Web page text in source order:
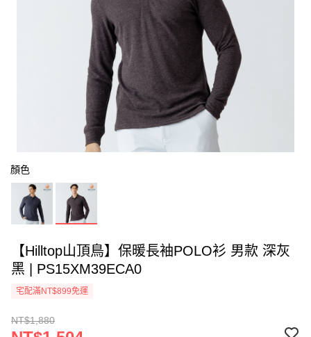
顏色
【Hilltop山頂鳥】保暖長袖POLO衫 男款 深灰
黑 | PS15XM39ECA0
宅配滿NT$899免運
NT$1,880